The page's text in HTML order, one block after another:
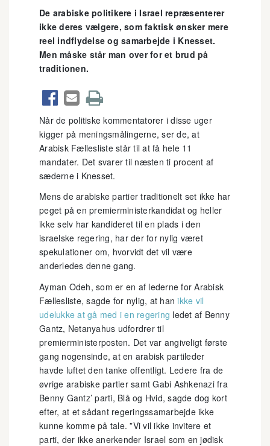
De arabiske politikere i Israel repræsenterer
ikke deres vælgere, som faktisk ønsker mere
reel indflydelse og samarbejde i Knesset.
Men måske står man over for et brud på
traditionen.
  
Når de politiske kommentatorer i disse uger
kigger på meningsmålingerne, ser de, at
Arabisk Fællesliste står til at få hele 11
mandater. Det svarer til næsten ti procent af
sæderne i Knesset.
Mens de arabiske partier traditionelt set ikke har
peget på en premierministerkandidat og heller
ikke selv har kandideret til en plads i den
israelske regering, har der for nylig været
spekulationer om, hvorvidt det vil være
anderledes denne gang.
Ayman Odeh, som er en af lederne for Arabisk
Fællesliste, sagde for nylig, at hanikke vil
udelukke at gå med i en regering ledet af Benny
Gantz, Netanyahus udfordrer til
premierministerposten. Det var angiveligt første
gang nogensinde, at en arabisk partileder
havde luftet den tanke offentligt. Ledere fra de
øvrige arabiske partier samt Gabi Ashkenazi fra
Benny Gantz’ parti, Blå og Hvid, sagde dog kort
efter, at et sådant regeringssamarbejde ikke
kunne komme på tale. ”Vi vil ikke invitere et
parti, der ikke anerkender Israel som en jødisk